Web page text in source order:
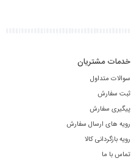
خدمات مشتریان
سوالات متداول
ثبت سفارش
پیگیری سفارش
رویه های ارسال سفارش
رویه بازگردانی کالا
تماس با ما